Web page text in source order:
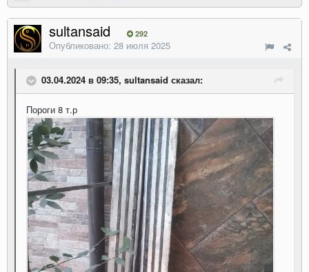
sultansaid 292
Опубликовано: 28 июля 2025
03.04.2024 в 09:35, sultansaid сказал:
Пороги 8 т.р